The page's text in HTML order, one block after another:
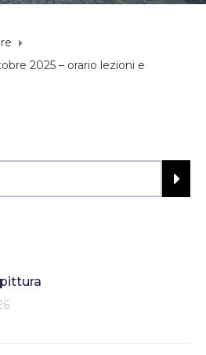
2025 – orario lezioni e